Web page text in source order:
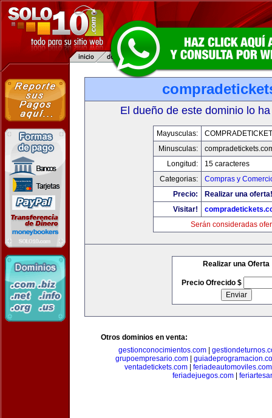
El dueño de este dominio lo
Mayusculas:
Minusculas:
Longitud:
15 caracteres
Categorias:
Compras y
Precio:
Realizar una oferta!
Visitar!
Serán consideradas
Realizar una Oferta
Precio Ofrecido $
Otros dominios en venta:
gestionconocimientos.com
grupoempresario.com|
ventadetickets.com| feriadeautomoviles.com
feriadejuegos.com